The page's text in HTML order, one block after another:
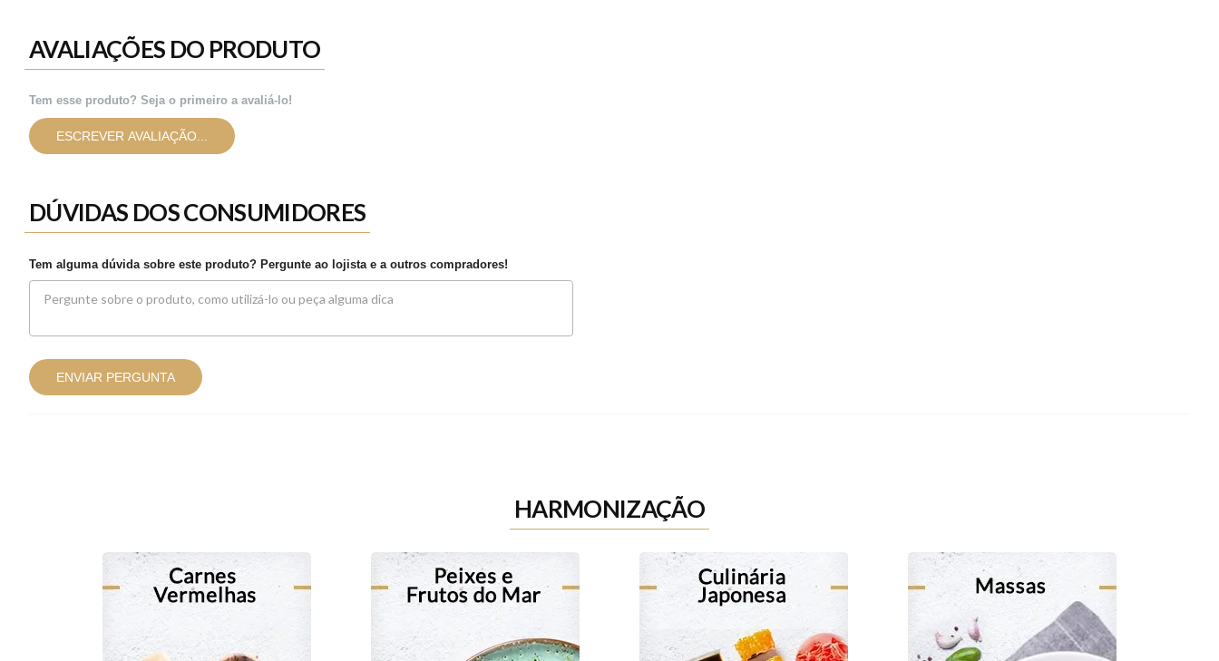
AVALIAÇÕES DO PRODUTO
Tem esse produto? Seja o primeiro a avaliá-lo!
ESCREVER AVALIAÇÃO...
DÚVIDAS DOS CONSUMIDORES
Tem alguma dúvida sobre este produto? Pergunte ao lojista e a outros compradores!
ENVIAR PERGUNTA
HARMONIZAÇÃO